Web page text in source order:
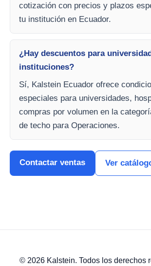
cotización con precios y plazos
tu institución en Ecuador.
¿Hay descuentos para
instituciones?
Sí, Kalstein Ecuador ofrece
especiales para universidades,
compras por volumen en la
de techo para Operaciones.
Contactar ventas Ver
© 2026 Kalstein. Todos los derechos